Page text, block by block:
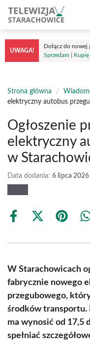
treści
UWAGA!
Dołącz do nowej
Sprzedam |
Strona główna /
elektryczny autobus
Ogłoszenie
elektryczny
w
Data dodania: 6 lipca 2026
Share
Share
(Twitter)
Share
W Starachowicach
fabrycznie nowego
przegubowego,
środków transportu.
ma wynosić od 17,5
spełniać